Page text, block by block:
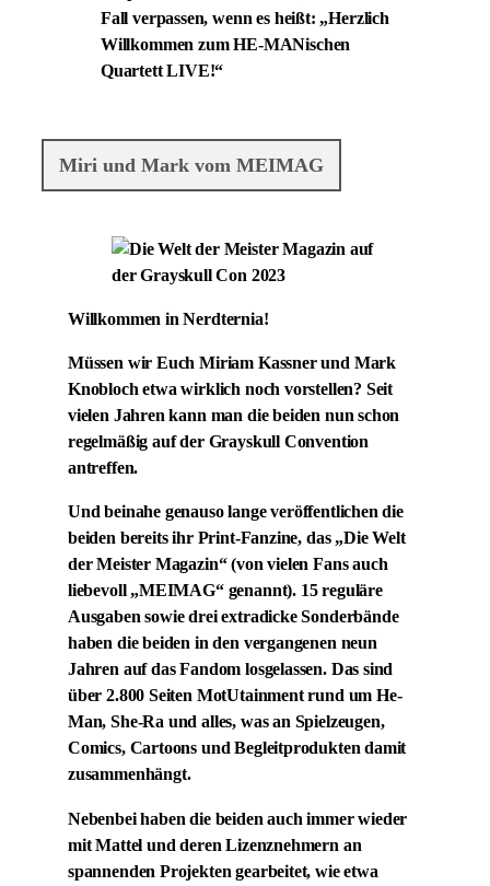
Fall verpassen, wenn es heißt: „Herzlich
Willkommen zum HE-MANischen
Quartett LIVE!“
Miri und Mark vom MEIMAG
Willkommen in Nerdternia!
Müssen wir Euch Miriam Kassner und Mark
Knobloch etwa wirklich noch vorstellen? Seit
vielen Jahren kann man die beiden nun schon
regelmäßig auf der Grayskull Convention
antreffen.
Und beinahe genauso lange veröffentlichen die
beiden bereits ihr Print-Fanzine, das „Die Welt
der Meister Magazin“ (von vielen Fans auch
liebevoll „MEIMAG“ genannt). 15 reguläre
Ausgaben sowie drei extradicke Sonderbände
haben die beiden in den vergangenen neun
Jahren auf das Fandom losgelassen. Das sind
über 2.800 Seiten MotUtainment rund um He-
Man, She-Ra und alles, was an Spielzeugen,
Comics, Cartoons und Begleitprodukten damit
zusammenhängt.
Nebenbei haben die beiden auch immer wieder
mit Mattel und deren Lizenznehmern an
spannenden Projekten gearbeitet, wie etwa